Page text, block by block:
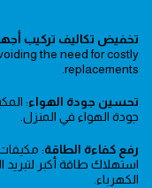
تخفيض تكاليف تركيب
the need for costly
replacements.
تحسين جودة الهواء:
جودة الهواء في المنزل.
رفع كفاءة الطاقة:
استهلاك طاقة أكبر لتبريد
الكهرباء.